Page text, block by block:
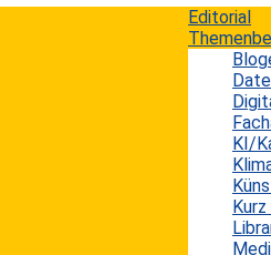
Editorial
KI/
neuen
Banken sind
Digitalisierungs-Welle
7. Dezember 2012
Die Digitalisierung unserer Welt
Frage, ob man seine Bücher
gedruckter oder elektronischer